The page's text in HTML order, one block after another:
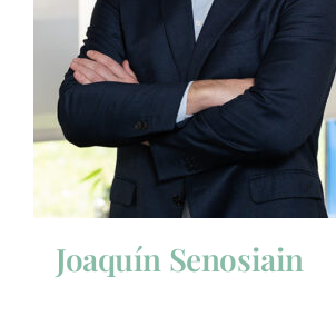
Joaquín Senosiain